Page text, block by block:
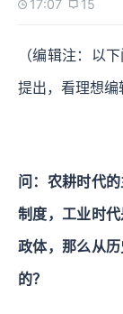
17:07 15
（编辑注：以
提出，看理想编
问：农耕时代
制度，工业时
政体，那么从
的？